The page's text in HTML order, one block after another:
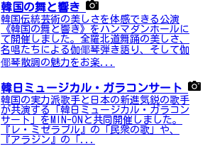
韓国の舞と響き
韓国伝統芸術の美しさを体感できる公演
《韓国の舞と響き》をハンマダンホールに
て開催しました。全羅北道舞踊の美しさ、
名唱たちによる伽倻琴弾き語り、そして伽
倻琴散調の魅力をお楽...
韓日ミュージカル・ガラコンサート
韓国の実力派歌手と日本の新進気鋭の歌手
が共演する「韓日ミュージカル・ガラコン
サート」をMIN-ONと共同開催しました。
『レ・ミゼラブル』の「民衆の歌」や、
『アラジン』の「...